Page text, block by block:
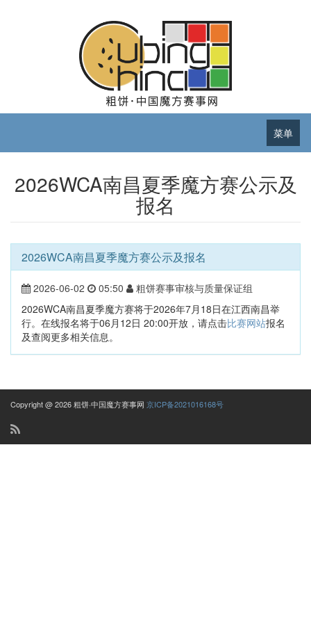
菜单
2026WCA南昌夏季魔方赛公示及
报名
2026WCA南昌夏季魔方赛公示及报名
2026-06-02 05:50
粗饼赛事审核与质量保证组
2026WCA南昌夏季魔方赛将于2026年7月18日在江西南昌举
行。在线报名将于06月12日 20:00开放，请点击比赛网站报名
及查阅更多相关信息。
Copyright @ 2026 粗饼·中国魔方赛事网 京ICP备2021016168号